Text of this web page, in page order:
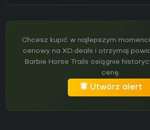
Chcesz kupić w najlepszym
cenowy na XD.deals i otrzymaj
Barbie Horse Trails osiągnie
cenę.
Utwórz alert